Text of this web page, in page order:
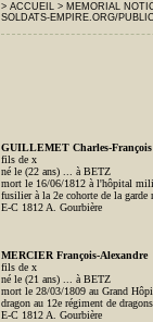
> ACCUEIL > MEMORIAL
SOLDATS-EMPIRE.ORG/
GUILLEMET Charles-François
fils de x
né le (22 ans) ... à BETZ
mort le 16/06/1812 à l'hôpital
fusilier à la 2e cohorte de la garde
E-C 1812 A. Gourbière
MERCIER François-Alexandre
fils de x
né le (21 ans) ... à BETZ
mort le 28/03/1809 au Grand
dragon au 12e régiment de
E-C 1812 A. Gourbière